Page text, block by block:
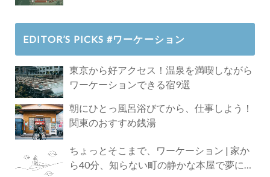
EDITOR’S PICKS #ワーケーション
東京から好アクセス！温泉を満喫しながら
ワーケーションできる宿9選
朝にひとっ風呂浴びてから、仕事しよう！
関東のおすすめ銭湯
ちょっとそこまで、ワーケーション | 家か
ら40分、知らない町の静かな本屋で夢に近